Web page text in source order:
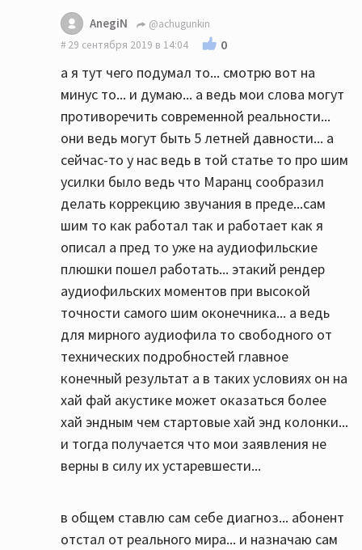
AnegiN
@achugunkin
29 сентября 2019 в 14:04
0
а я тут чего подумал то... смотрю вот на
минус то... и думаю... а ведь мои слова могут
противоречить современной реальности...
они ведь могут быть 5 летней давности... а
сейчас-то у нас ведь в той статье то про шим
усилки было ведь что Маранц сообразил
делать коррекцию звучания в преде...сам
шим то как работал так и работает как я
описал а пред то уже на аудиофильские
плюшки пошел работать... этакий рендер
аудиофильских моментов при высокой
точности самого шим оконечника... а ведь
для мирного аудиофила то свободного от
технических подробностей главное
конечный результат а в таких условиях он на
хай фай акустике может оказаться более
хай эндным чем стартовые хай энд колонки...
и тогда получается что мои заявления не
верны в силу их устаревшести...
в общем ставлю сам себе диагноз... абонент
отстал от реального мира... и назначаю сам